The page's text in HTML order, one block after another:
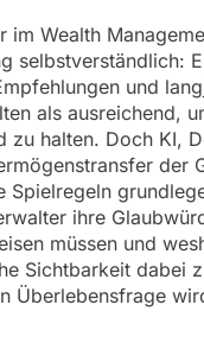
im Wealth
selbstverständlich:
und
als ausreichend,
zu halten. Doch KI,
der
Spielregeln
ihre
müssen und
Sichtbarkeit dabei
Überlebensfrage